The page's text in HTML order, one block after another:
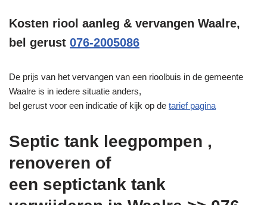
Kosten riool aanleg & vervangen Waalre,
bel gerust 076-2005086
De prijs van het vervangen van een rioolbuis in de gemeente
Waalre is in iedere situatie anders,
bel gerust voor een indicatie of kijk op de tarief pagina
Septic tank leegpompen ,
renoveren of
een septictank tank